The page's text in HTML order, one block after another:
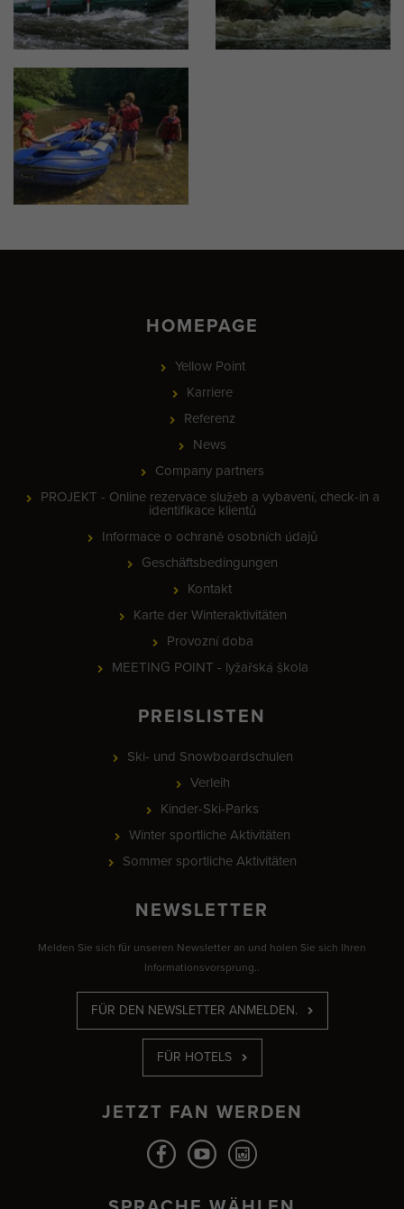
HOMEPAGE
Yellow Point
Karriere
Referenz
News
Company partners
PROJEKT - Online rezervace služeb a vybavení, check-in a
identifikace klientů
Informace o ochraně osobních údajů
Geschäftsbedingungen
Kontakt
Karte der Winteraktivitäten
Provozní doba
MEETING POINT - lyžařská škola
PREISLISTEN
Ski- und Snowboardschulen
Verleih
Kinder-Ski-Parks
Winter sportliche Aktivitäten
Sommer sportliche Aktivitäten
NEWSLETTER
Melden Sie sich für unseren Newsletter an und holen Sie sich Ihren
Informationsvorsprung..
FÜR DEN NEWSLETTER ANMELDEN.
FÜR HOTELS
JETZT FAN WERDEN